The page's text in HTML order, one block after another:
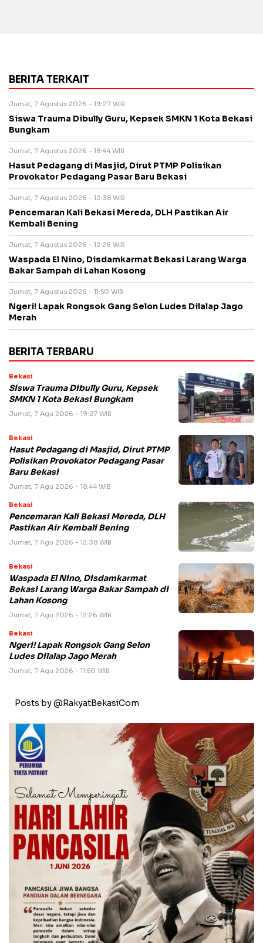
BERITA TERKAIT
Jumat, 7 Agustus 2026 - 19:27 WIB
Siswa Trauma Dibully Guru, Kepsek SMKN 1 Kota Bekasi
Bungkam
Jumat, 7 Agustus 2026 - 18:44 WIB
Hasut Pedagang di Masjid, Dirut PTMP Polisikan
Provokator Pedagang Pasar Baru Bekasi
Jumat, 7 Agustus 2026 - 12:38 WIB
Pencemaran Kali Bekasi Mereda, DLH Pastikan Air
Kembali Bening
Jumat, 7 Agustus 2026 - 12:26 WIB
Waspada El Nino, Disdamkarmat Bekasi Larang Warga
Bakar Sampah di Lahan Kosong
Jumat, 7 Agustus 2026 - 11:50 WIB
Ngeri! Lapak Rongsok Gang Selon Ludes Dilalap Jago
Merah
BERITA TERBARU
Bekasi
Siswa Trauma Dibully Guru, Kepsek
SMKN 1 Kota Bekasi Bungkam
Jumat, 7 Agu 2026 - 19:27 WIB
Bekasi
Hasut Pedagang di Masjid, Dirut PTMP
Polisikan Provokator Pedagang Pasar
Baru Bekasi
Jumat, 7 Agu 2026 - 18:44 WIB
Bekasi
Pencemaran Kali Bekasi Mereda, DLH
Pastikan Air Kembali Bening
Jumat, 7 Agu 2026 - 12:38 WIB
Bekasi
Waspada El Nino, Disdamkarmat
Bekasi Larang Warga Bakar Sampah di
Lahan Kosong
Jumat, 7 Agu 2026 - 12:26 WIB
Bekasi
Ngeri! Lapak Rongsok Gang Selon
Ludes Dilalap Jago Merah
Jumat, 7 Agu 2026 - 11:50 WIB
Posts by @RakyatBekasiCom